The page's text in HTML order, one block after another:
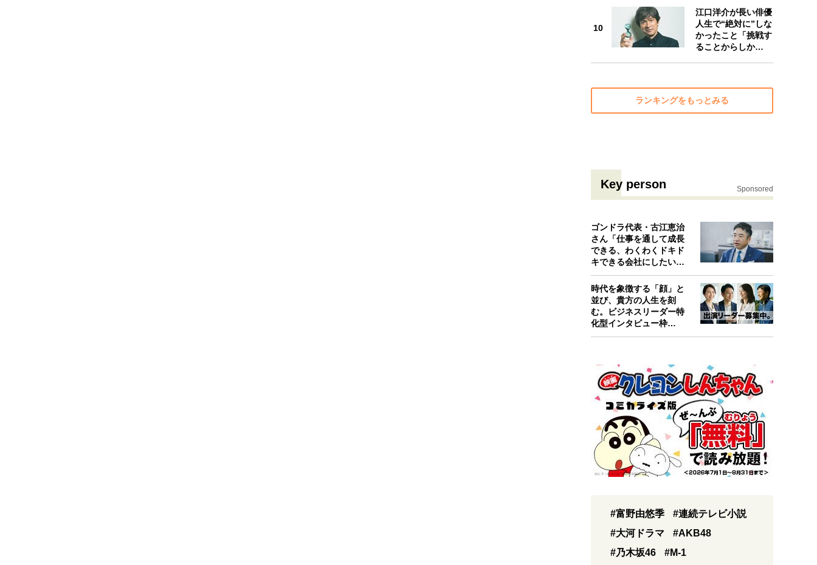
10
江口洋介が長い俳優
人生で“絶対に”しな
かったこと「挑戦す
ることからしか…
ランキングをもっとみる
Key person Sponsored
ゴンドラ代表・古江恵治
さん「仕事を通して成長
できる、わくわくドキド
キできる会社にしたいと
考えたんで…
時代を象徴する「顔」と
並び、貴方の人生を刻
む。ビジネスリーダー特
化型インタビュー枠
『Key person』始…
#富野由悠季
#連続テレビ小説
#大河ドラマ
#AKB48
#乃木坂46
#M-1